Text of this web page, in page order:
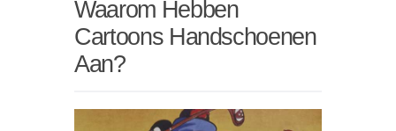
Waarom Hebben
Cartoons Handschoenen
Aan?